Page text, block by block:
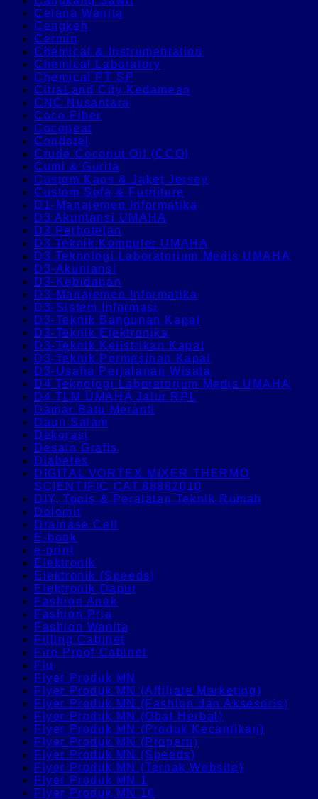
Celana Wanita
Cengkeh
Cermin
Chemical & Instrumentation
Chemical Laboratory
Chemical PT SP
CitraLand City Kedamean
CNC Nusantara
Coco Fiber
Cocopeat
Condotel
Crude Coconut Oil (CCO)
Cumi & Gurita
Custom Kaos & Jaket Jersey
Custom Sofa & Furniture
D1-Manajemen Informatika
D3 Akuntansi UMAHA
D3 Perhotelan
D3 Teknik Komputer UMAHA
D3 Teknologi Laboratorium Medis UMAHA
D3-Akuntansi
D3-Kebidanan
D3-Manajemen Informatika
D3-Sistem Informasi
D3-Teknik Bangunan Kapal
D3-Teknik Elektronika
D3-Teknik Kelistrikan Kapal
D3-Teknik Permesinan Kapal
D3-Usaha Perjalanan Wisata
D4 Teknologi Laboratorium Medis UMAHA
D4 TLM UMAHA Jalur RPL
Damar Batu Meranti
Daun Salam
Dekorasi
Desain Grafis
Diabetes
DIGITAL VORTEX MIXER THERMO
SCIENTIFIC CAT.88882010
DIY, Tools & Peralatan Teknik Rumah
Dolomit
Drainase Cell
E-book
e-print
Elektronik
Elektronik (Speeds)
Elektronik Dapur
Fashion Anak
Fashion Pria
Fashion Wanita
Filling Cabinet
Fire Proof Cabinet
Flu
Flyer Produk MN
Flyer Produk MN (Affiliate Marketing)
Flyer Produk MN (Fashion dan Aksesoris)
Flyer Produk MN (Obat Herbal)
Flyer Produk MN (Produk Kecantikan)
Flyer Produk MN (Properti)
Flyer Produk MN (Speeds)
Flyer Produk MN (Ternak Website)
Flyer Produk MN 1
Flyer Produk MN 10